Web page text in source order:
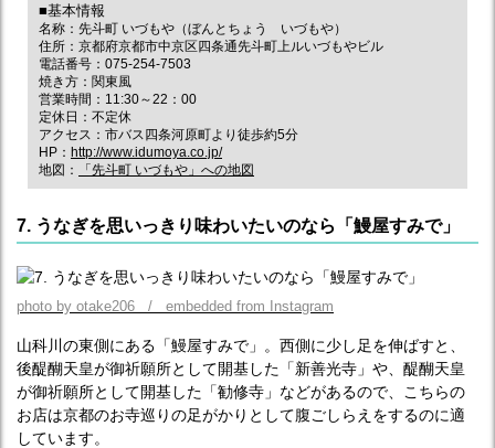
■基本情報
名称：先斗町 いづもや（ぼんとちょう いづもや）
住所：京都府京都市中京区四条通先斗町上ルいづもやビル
電話番号：075-254-7503
焼き方：関東風
営業時間：11:30～22：00
定休日：不定休
アクセス：市バス四条河原町より徒歩約5分
HP： http://www.idumoya.co.jp/
地図：
「先斗町 いづもや」への地図
7. うなぎを思いっきり味わいたいのなら「鰻屋すみで」
photo by otake206 / embedded from Instagram
山科川の東側にある「鰻屋すみで」。西側に少し足を伸ばすと、
後醍醐天皇が御祈願所として開基した「新善光寺」や、醍醐天皇
が御祈願所として開基した「勧修寺」などがあるので、こちらの
お店は京都のお寺巡りの足がかりとして腹ごしらえをするのに適
しています。